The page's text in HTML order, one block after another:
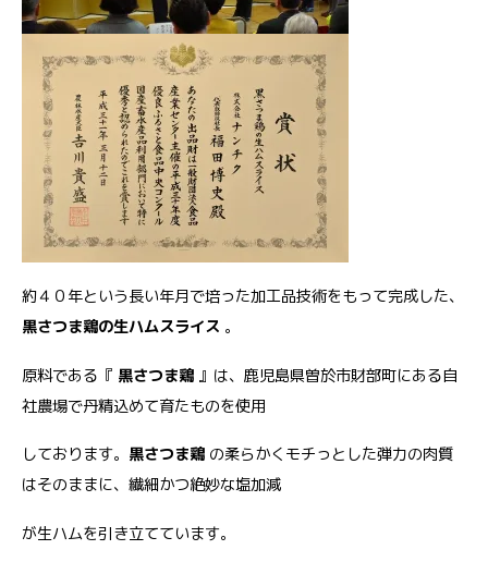
約４０年という長い年月で培った加工品技術をもって完成した、
黒さつま鶏の生ハムスライス 。
原料である『 黒さつま鶏 』は、鹿児島県曽於市財部町にある自
社農場で丹精込めて育たものを使用
しております。 黒さつま鶏 の柔らかくモチっとした弾力の肉質
はそのままに、繊細かつ絶妙な塩加減
が生ハムを引き立てています。